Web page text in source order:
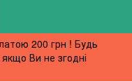
200 грн ! Будь
Ви не згодні